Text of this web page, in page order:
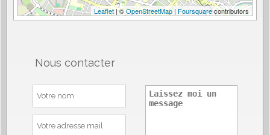
Leaflet| ©OpenStreetMap| Foursquarecontributors
Nous contacter